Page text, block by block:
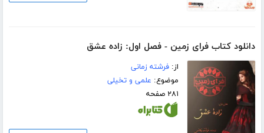
دانلود کتاب فرای زمین - فصل اول: زاده عشق
از:فرشته زمانی
موضوع: علمی و تخیلی
۲۸۱ صفحه